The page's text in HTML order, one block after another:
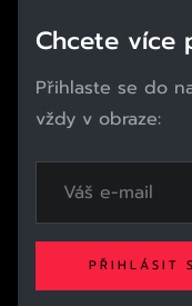
Chcete více
Přihlaste se do
vždy v obraze:
PŘIHLÁSIT